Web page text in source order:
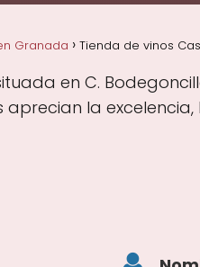
Granada Tienda de vinos
en C.
la